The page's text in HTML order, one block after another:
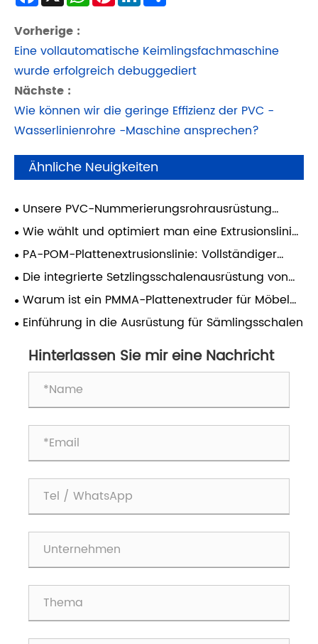
Vorherige :
Eine vollautomatische Keimlingsfachmaschine
wurde erfolgreich debuggediert
Nächste :
Wie können wir die geringe Effizienz der PVC -
Wasserlinienrohre -Maschine ansprechen?
Ähnliche Neuigkeiten
​Unsere PVC-Nummerierungsrohrausrüstung
wurde erfolgreich in Betrieb genommen und deckt
die Produktion aller Spezifikationen von 1,5 bis 10
mm ab.
Wie wählt und optimiert man eine Extrusionslinie
für PVC-Schaumplatten für eine stabile
Produktion?
PA-POM-Plattenextrusionslinie: Vollständiger
Verarbeitungsleitfaden für die Produktion
hochwertiger technischer Kunststoffplatten
Die integrierte Setzlingsschalenausrüstung von
Qingdao East Star Machinery wurde erfolgreich in
den Jemen geliefert
Warum ist ein PMMA-Plattenextruder für Möbel
für die moderne Möbelherstellung unverzichtbar?
​Einführung in die Ausrüstung für Sämlingsschalen
Hinterlassen Sie mir eine Nachricht